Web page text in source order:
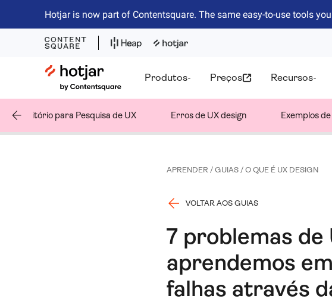
Hotjar is now part of Contentsquare. The same easy-to-use tools
Hotjar Logo
Produtos Preços Recursos
Repositório para Pesquisa de UX Erros de UX design Exemplos
APRENDER /GUIAS /O QUE É UX DESIGN
VOLTAR AOS GUIAS
7 problemas de
aprendemos
falhas através